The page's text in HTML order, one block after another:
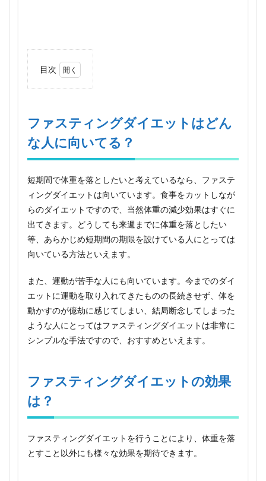
目次
ィン
グダ
イエ
ット
はど
人に
向い
る？
ファ
ステ
グダ
イエ
ット
の効
は？
の体
環境
を整
える
ファスティングダイエットはどん
な人に向いてる？
短期間で体重を落としたいと考えているなら、ファステ
ィングダイエットは向いています。食事をカットしなが
らのダイエットですので、当然体重の減少効果はすぐに
出てきます。どうしても来週までに体重を落としたい
等、あらかじめ短期間の期限を設けている人にとっては
向いている方法といえます。
また、運動が苦手な人にも向いています。今までのダイ
エットに運動を取り入れてきたものの長続きせず、体を
動かすのが億劫に感じてしまい、結局断念してしまった
ような人にとってはファスティングダイエットは非常に
シンプルな手法ですので、おすすめといえます。
ファスティングダイエットの効果
は？
ファスティングダイエットを行うことにより、体重を落
とすこと以外にも様々な効果を期待できます。